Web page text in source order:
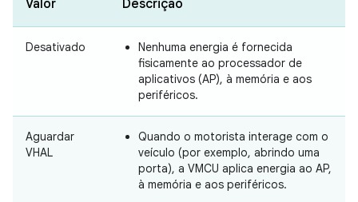
Valor Descrição
Desativado
Nenhuma energia é fornecida
fisicamente ao processador de
aplicativos (AP), à memória e aos
periféricos.
Aguardar
VHAL
Quando o motorista interage com o
veículo (por exemplo, abrindo uma
porta), a VMCU aplica energia ao AP,
à memória e aos periféricos.